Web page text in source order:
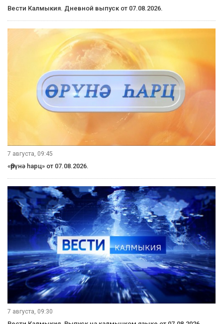
Вести Калмыкия. Дневной выпуск от 07.08.2026.
7 августа, 09:45
«Өрүнә һарц» от 07.08.2026.
7 августа, 09:30